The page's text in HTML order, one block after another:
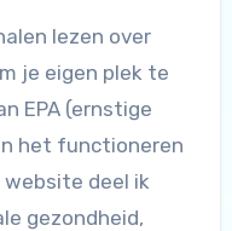
lezen over
je eigen plek te
EPA (ernstige
het functioneren
deel ik
gezondheid,